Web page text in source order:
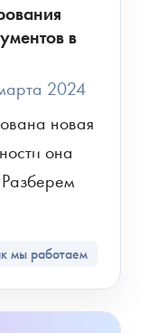
в
2024
новая
она
мы работаем